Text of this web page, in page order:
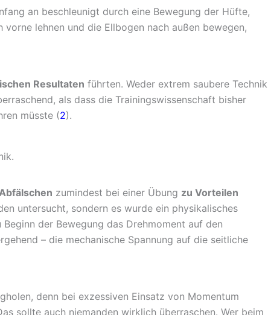
an beschleunigt durch eine Bewegung der Hüfte,
lehnen und die Ellbogen nach außen bewegen,
Resultaten führten. Weder extrem saubere Technik
als dass die Trainingswissenschaft bisher
müsste (2).
zumindest bei einer Übung zu Vorteilen
untersucht, sondern es wurde ein physikalisches
der Bewegung das Drehmoment auf den
– die mechanische Spannung auf die seitliche
denn bei exzessiven Einsatz von Momentum
sollte auch niemanden wirklich überraschen. Wer beim